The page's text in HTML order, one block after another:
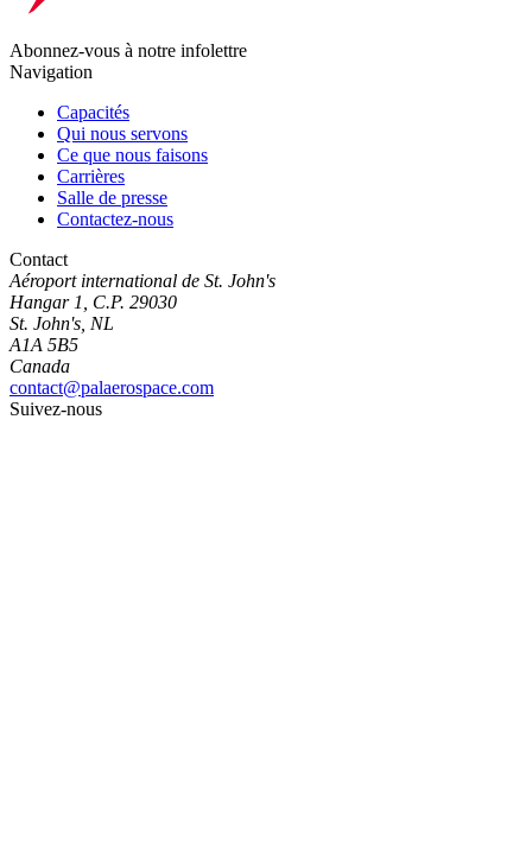
Abonnez-vous à notre infolettre
Navigation
Capacités
Qui nous servons
Ce que nous faisons
Carrières
Salle de presse
Contactez-nous
Contact
Aéroport international de St. John's
Hangar 1, C.P. 29030
St. John's, NL
A1A 5B5
Canada
contact@palaerospace.com
Suivez-nous